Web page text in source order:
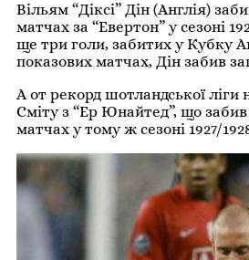
Вільям “Діксі” Дін (Англія)
матчах за “Евертон” у сезоні
ще три голи, забитих у Кубку
показових матчах, Дін забив
А от рекорд шотландської
Сміту з “Ер Юнайтед”, що забив
матчах у тому ж сезоні 1927/